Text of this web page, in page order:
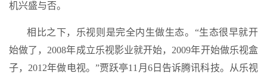
机兴盛与否。
相比之下，乐视则是完全内生做生态。“生态很早就开
始做了，2008年成立乐视影业就开始，2009年开始做乐视盒
子，2012年做电视。”贾跃亭11月6日告诉腾讯科技。从乐视